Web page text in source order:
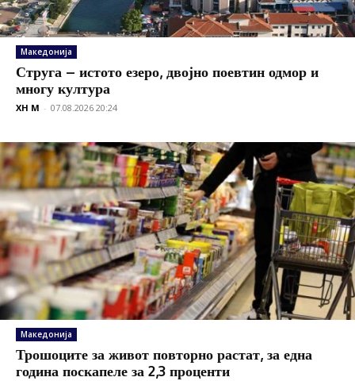
Македонија
Струга – истото езеро, двојно поевтин одмор и
многу култура
XH M - 07.08.2026 20:24
Македонија
Трошоците за живот повторно растат, за една
година поскапеле за 2,3 проценти